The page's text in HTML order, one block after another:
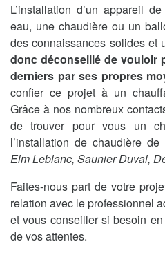
L’installation d’un appareil
eau, une chaudière ou un
des connaissances solides et
donc déconseillé de vouloir
derniers par ses propres
confier ce projet à un
Grâce à nos nombreux
de trouver pour vous un
l’installation de chaudière
Elm Leblanc, Saunier Duval,
Faites-nous part de votre
relation avec le professionnel
et vous conseiller si besoin
de vos attentes.